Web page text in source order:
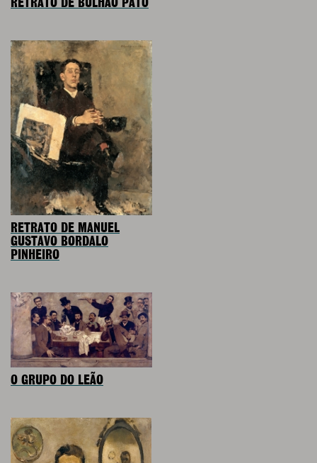
RETRATO DE BULHÃO PATO
RETRATO DE MANUEL
GUSTAVO BORDALO
PINHEIRO
O GRUPO DO LEÃO